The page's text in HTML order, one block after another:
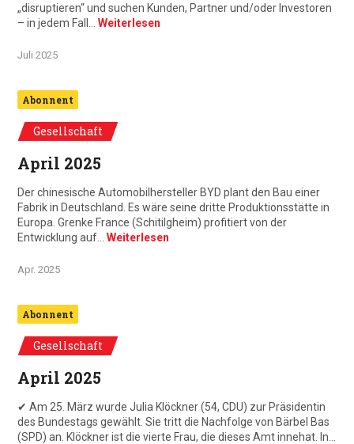
„disruptieren“ und suchen Kunden, Partner und/oder Investoren
– in jedem Fall… Weiterlesen
Juli 2025
Abonnent
Gesellschaft
April 2025
Der chinesische Automobilhersteller BYD plant den Bau einer
Fabrik in Deutschland. Es wäre seine dritte Produktionsstätte in
Europa. Grenke France (Schitilgheim) profitiert von der
Entwicklung auf… Weiterlesen
Apr. 2025
Abonnent
Gesellschaft
April 2025
✔ Am 25. März wurde Julia Klöckner (54, CDU) zur Präsidentin
des Bundestags gewählt. Sie tritt die Nachfolge von Bärbel Bas
(SPD) an. Klöckner ist die vierte Frau, die dieses Amt innehat. In…